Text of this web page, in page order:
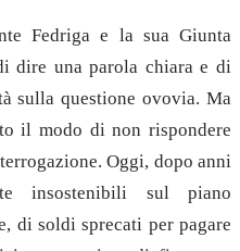
Fedriga e la sua Giunta
dire una parola chiara e di
sulla questione ovovia. Ma
il modo di non rispondere
Oggi, dopo anni
insostenibili sul piano
di soldi sprecati per pagare